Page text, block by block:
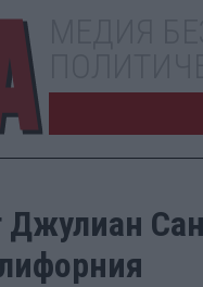
Джулиан